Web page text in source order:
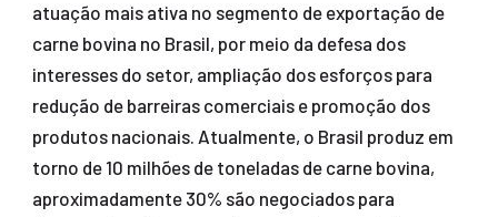
atuação mais ativa no segmento de exportação de
carne bovina no Brasil, por meio da defesa dos
interesses do setor, ampliação dos esforços para
redução de barreiras comerciais e promoção dos
produtos nacionais. Atualmente, o Brasil produz em
torno de 10 milhões de toneladas de carne bovina,
aproximadamente 30% são negociados para